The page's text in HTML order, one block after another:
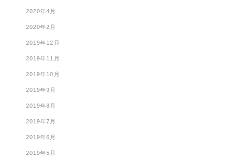
2020年4月
2020年2月
2019年12月
2019年11月
2019年10月
2019年9月
2019年8月
2019年7月
2019年6月
2019年5月